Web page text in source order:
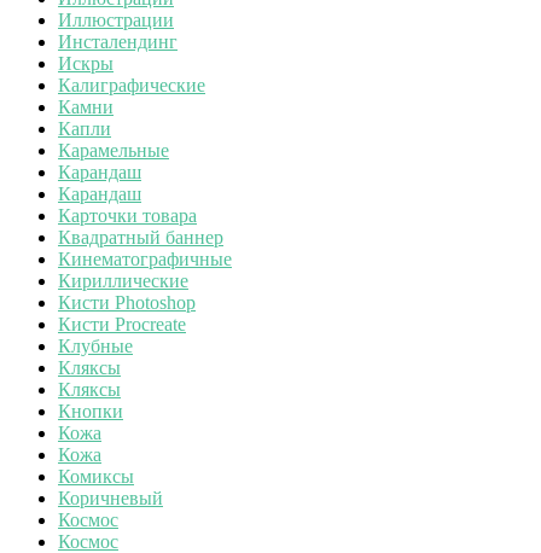
Иллюстрации
Инсталендинг
Искры
Калиграфические
Камни
Капли
Карамельные
Карандаш
Карандаш
Карточки товара
Квадратный баннер
Кинематографичные
Кириллические
Кисти Photoshop
Кисти Procreate
Клубные
Кляксы
Кляксы
Кнопки
Кожа
Кожа
Комиксы
Коричневый
Космос
Космос